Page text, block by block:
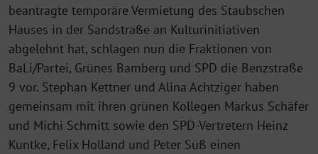
beantragte temporäre Vermietung des Staubschen
Hauses in der Sandstraße an Kulturinitiativen
abgelehnt hat, schlagen nun die Fraktionen von
BaLi/Partei, Grünes Bamberg und SPD die Benzstraße
9 vor. Stephan Kettner und Alina Achtziger haben
gemeinsam mit ihren grünen Kollegen Markus Schäfer
und Michi Schmitt sowie den SPD-Vertretern Heinz
Kuntke, Felix Holland und Peter Süß einen